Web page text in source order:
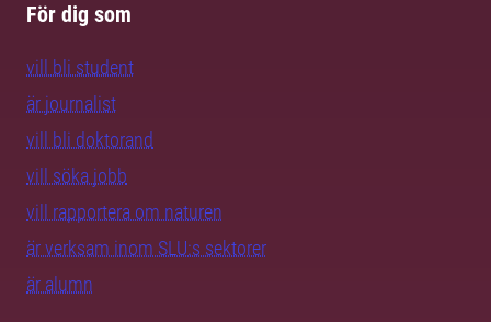
För dig som
vill bli student
är journalist
vill bli doktorand
vill söka jobb
vill rapportera om naturen
är verksam inom SLU:s sektorer
är alumn